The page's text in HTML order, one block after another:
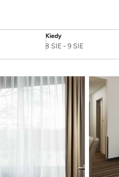
Kiedy
SelectDate
8 SIE - 9 SIE